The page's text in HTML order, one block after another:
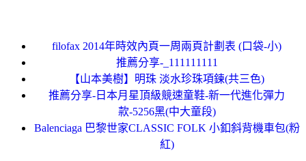
filofax 2014年時效內頁一周兩頁計劃表 (口袋-小)
推薦分享-_111111111
【山本美樹】明珠 淡水珍珠項鍊(共三色)
推薦分享-日本月星頂級競速童鞋-新一代進化彈力
款-5256黑(中大童段)
Balenciaga 巴黎世家CLASSIC FOLK 小釦斜背機車包(粉
紅)